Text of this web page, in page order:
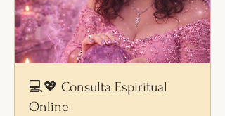
💻💖 Consulta Espiritual
Online